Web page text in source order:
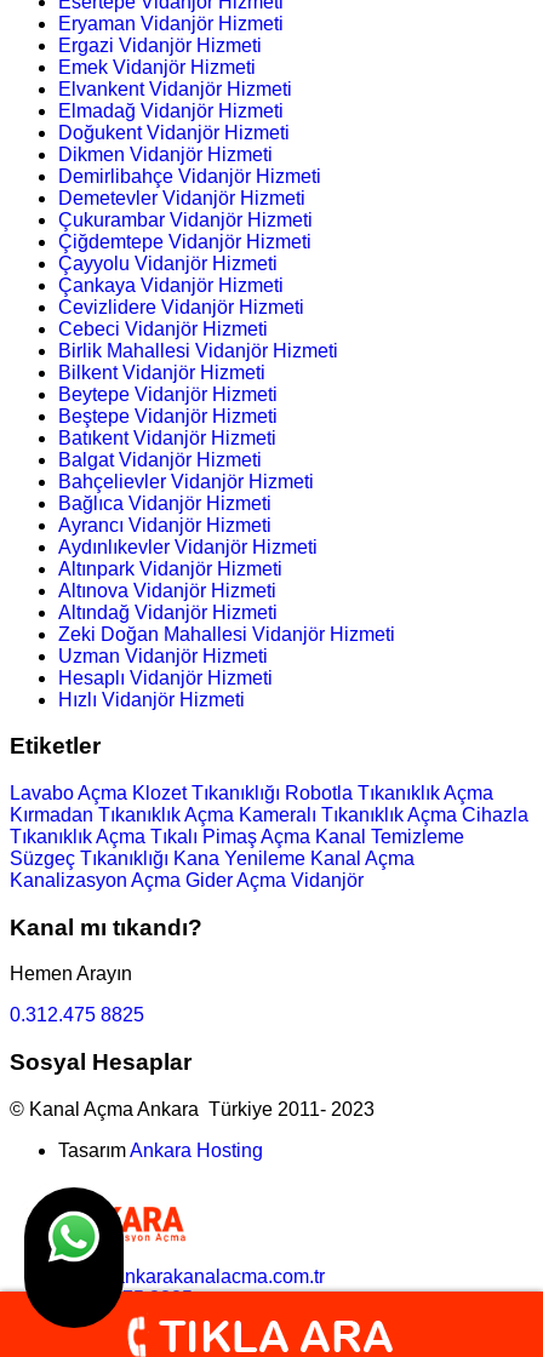
Eryaman Vidanjör Hizmeti
Ergazi Vidanjör Hizmeti
Emek Vidanjör Hizmeti
Elvankent Vidanjör Hizmeti
Elmadağ Vidanjör Hizmeti
Doğukent Vidanjör Hizmeti
Dikmen Vidanjör Hizmeti
Demirlibahçe Vidanjör Hizmeti
Demetevler Vidanjör Hizmeti
Çukurambar Vidanjör Hizmeti
Çiğdemtepe Vidanjör Hizmeti
Çayyolu Vidanjör Hizmeti
Çankaya Vidanjör Hizmeti
Cevizlidere Vidanjör Hizmeti
Cebeci Vidanjör Hizmeti
Birlik Mahallesi Vidanjör Hizmeti
Bilkent Vidanjör Hizmeti
Beytepe Vidanjör Hizmeti
Beştepe Vidanjör Hizmeti
Batıkent Vidanjör Hizmeti
Balgat Vidanjör Hizmeti
Bahçelievler Vidanjör Hizmeti
Bağlıca Vidanjör Hizmeti
Ayrancı Vidanjör Hizmeti
Aydınlıkevler Vidanjör Hizmeti
Altınpark Vidanjör Hizmeti
Altınova Vidanjör Hizmeti
Altındağ Vidanjör Hizmeti
Zeki Doğan Mahallesi Vidanjör Hizmeti
Uzman Vidanjör Hizmeti
Hesaplı Vidanjör Hizmeti
Hızlı Vidanjör Hizmeti
Etiketler
Lavabo Açma Klozet Tıkanıklığı Robotla Tıkanıklık Açma
Kırmadan Tıkanıklık Açma Kameralı Tıkanıklık Açma Cihazla
Tıkanıklık Açma Tıkalı Pimaş Açma Kanal Temizleme
Süzgeç Tıkanıklığı Kana Yenileme Kanal Açma
Kanalizasyon Açma Gider Açma Vidanjör
Kanal mı tıkandı?
Hemen Arayın
0.312.475 8825
Sosyal Hesaplar
© Kanal Açma Ankara Türkiye 2011- 2023
TasarımAnkara Hosting
bilgi@ankarakanalacma.com.tr
0.312.475 8825